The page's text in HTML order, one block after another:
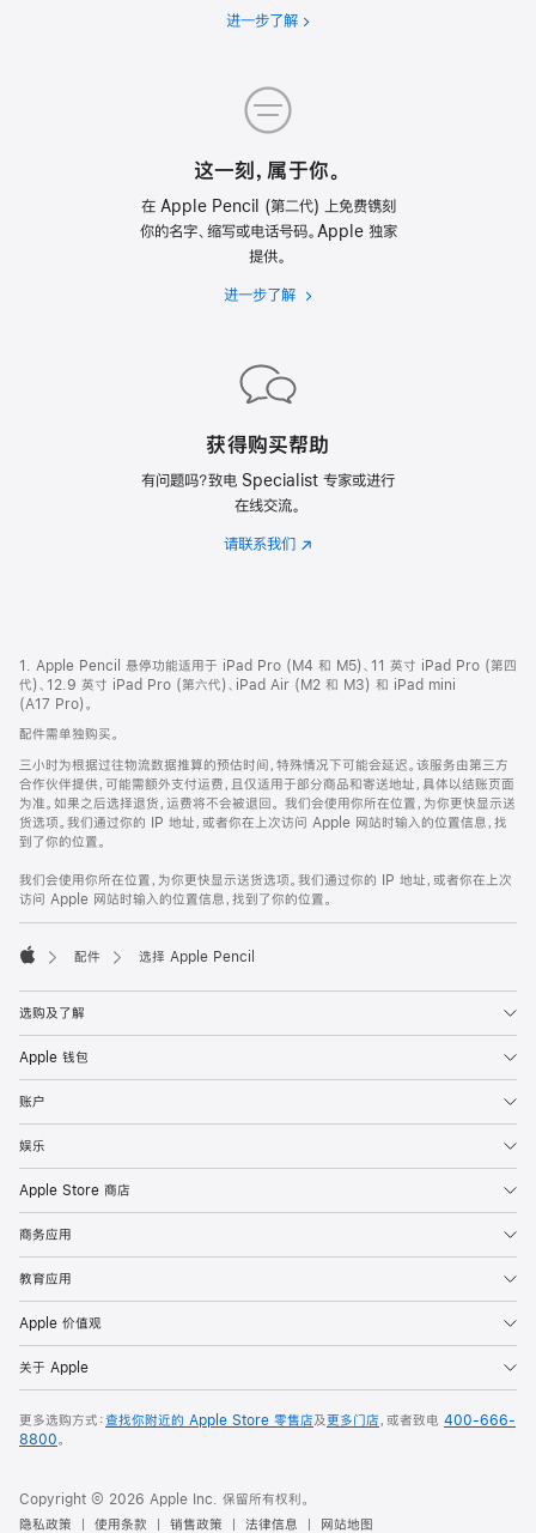
进一步了解 分
这一刻，属于你。
在 Apple Pencil (第二代) 上免费镌刻
你的名字、缩写或电话号码。Apple 独家
提供。
进一步了解
个
获得购买帮助
有问题吗？致电 Specialist 专家或进行
在线交流。
请联系我们 (在
打
开)
页
页
脚
注
1. Apple Pencil 悬停功能适用于 iPad Pro (M4 和 M5)、11 英寸 iPad Pro (第四
代)、12.9 英寸 iPad Pro (第六代)、iPad Air (M2 和 M3) 和 iPad mini
(A17 Pro)。
配件需单独购买。
三小时为根据过往物流数据推算的预估时间，特殊情况下可能会延迟。该服务由第三方
合作伙伴提供，可能需额外支付运费，且仅适用于部分商品和寄送地址，具体以结账页面
为准。如果之后选择退货，运费将不会被退回。 我们会使用你所在位置，为你更快显示送
货选项。我们通过你的 IP 地址，或者你在上次访问 Apple 网站时输入的位置信息，找
到了你的位置。
我们会使用你所在位置，为你更快显示送货选项。我们通过你的 IP 地址，或者你在上次
访问 Apple 网站时输入的位置信息，找到了你的位置。
配件 选择 Apple Pencil
选购及了解
Apple 钱包
账户
娱乐
Apple Store 商店
商务应用
教育应用
Apple 价值观
关于 Apple
更多选购方式：查找你附近的 Apple Store 零售店及更多门店，或者致电 400-666-
8800。
Copyright © 2026 Apple Inc. 保留所有权利。
隐私政策
使用条款 销售政策 法律信息 网站地图